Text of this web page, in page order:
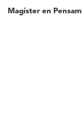
Magíster en